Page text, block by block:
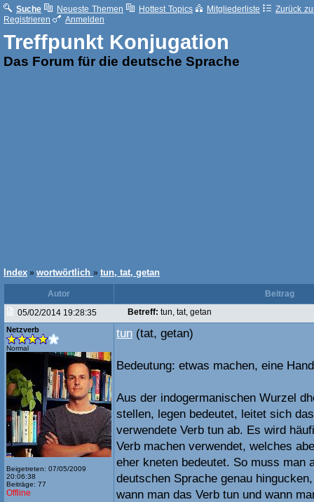
Suche Neueste Themen Hottest Topics Mitgliederliste
Zurück
Registrieren
Anmelden
Treffpunkt Konjugation
Das Forum für die deutsche Sprache
Index » wortwörtlich » tun, tat, getan
Autor
Beitrag
05/02/2014 19:28:35
Betreff: tun, tat, getan
Netzverb
Normal
Beigetreten: 07/05/2009
20:06:38
Beiträge: 77
Offline
tun (tat, getan)
Bedeutung: etwas machen, eine
Aus der indogermanischen Wurzel
stellen, legen bedeutet, leitet sich
verwendete Verb tun ab. Es wird
Verb machen verwendet, welches
eher kneten bedeutet. So muss man
deutschen Sprache genau
wann man das Verb tun und wann